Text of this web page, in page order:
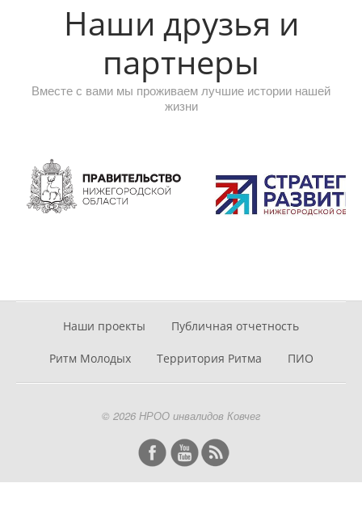
Наши друзья и
партнеры
Вместе с вами мы проживаем лучшие истории нашей
жизни
Наши проекты Публичная отчетность
Ритм Молодых Территория Ритма ПИО
© 2026 НРОО инвалидов Ковчег